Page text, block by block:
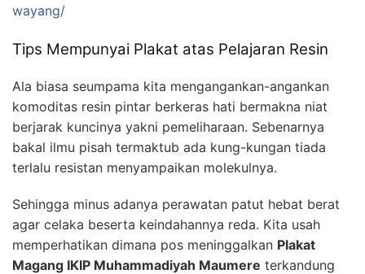
wayang/
Tips Mempunyai Plakat atas Pelajaran Resin
Ala biasa seumpama kita mengangankan-angankan
komoditas resin pintar berkeras hati bermakna niat
berjarak kuncinya yakni pemeliharaan. Sebenarnya
bakal ilmu pisah termaktub ada kung-kungan tiada
terlalu resistan menyampaikan molekulnya.
Sehingga minus adanya perawatan patut hebat berat
agar celaka beserta keindahannya reda. Kita usah
memperhatikan dimana pos meninggalkan Plakat
Magang IKIP Muhammadiyah Maumere terkandung